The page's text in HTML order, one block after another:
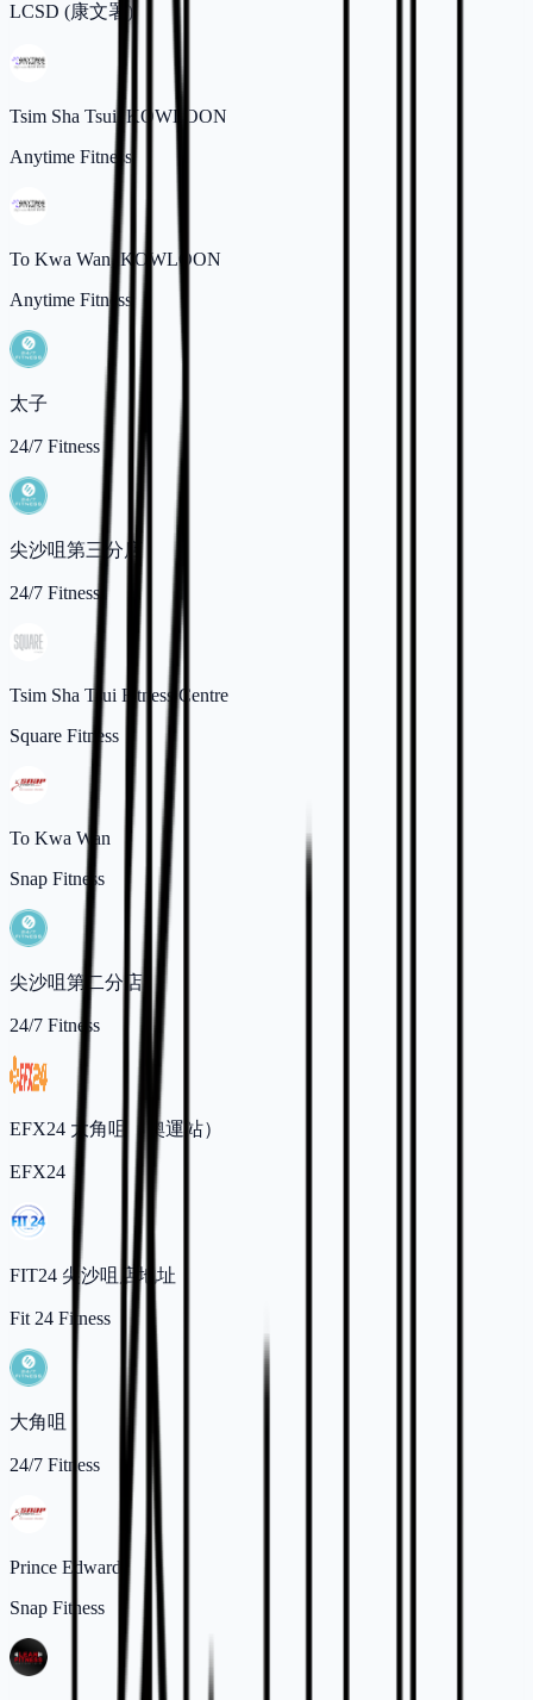
LCSD (康文署)
Tsim Sha Tsui, KOWLOON
Anytime Fitness
To Kwa Wan, KOWLOON
Anytime Fitness
太子
24/7 Fitness
尖沙咀第三分店
24/7 Fitness
Tsim Sha Tsui Fitness Centre
Square Fitness
To Kwa Wan
Snap Fitness
尖沙咀第二分店
24/7 Fitness
EFX24 大角咀（奧運站）
EFX24
FIT24 尖沙咀店地址
Fit 24 Fitness
大角咀
24/7 Fitness
Prince Edward
Snap Fitness